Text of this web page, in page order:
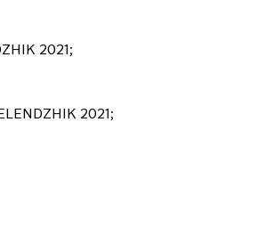
2021;
2021;